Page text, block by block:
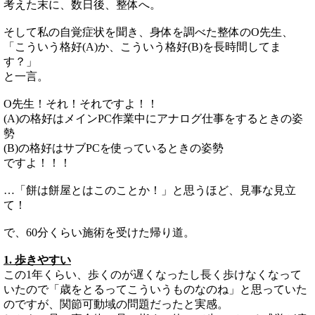
考えた末に、数日後、整体へ。
そして私の自覚症状を聞き、身体を調べた整体のO先生、
「こういう格好(A)か、こういう格好(B)を長時間してま
す？」
と一言。
O先生！それ！それですよ！！
(A)の格好はメインPC作業中にアナログ仕事をするときの姿
勢
(B)の格好はサブPCを使っているときの姿勢
ですよ！！！
…「餅は餅屋とはこのことか！」と思うほど、見事な見立
て！
で、60分くらい施術を受けた帰り道。
1. 歩きやすい
この1年くらい、歩くのが遅くなったし長く歩けなくなって
いたので「歳をとるってこういうものなのね」と思っていた
のですが、関節可動域の問題だったと実感。